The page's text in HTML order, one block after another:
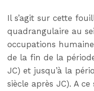
Il s’agit sur cette
quadrangulaire au
occupations
de la fin de la
JC) et jusqu’à la
siècle après JC). A